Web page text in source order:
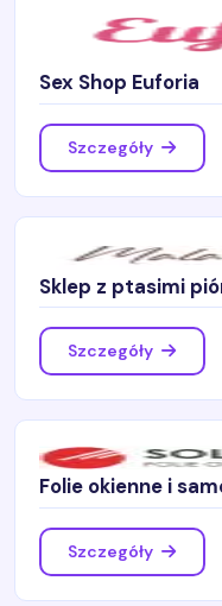
Sex Shop Euforia
Szczegóły
Sklep z ptasimi
Szczegóły
Folie okienne i
Szczegóły